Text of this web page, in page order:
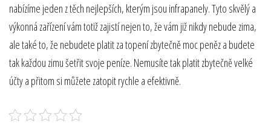
nabízíme jeden z těch nejlepších, kterým jsou infrapanely. Tyto skvělý a
výkonná zařízení vám totiž zajistí nejen to, že vám již nikdy nebude zima,
ale také to, že nebudete platit za topení zbytečně moc peněz a budete
tak každou zimu šetřit svoje peníze. Nemusíte tak platit zbytečně velké
účty a přitom si můžete zatopit rychle a efektivně.